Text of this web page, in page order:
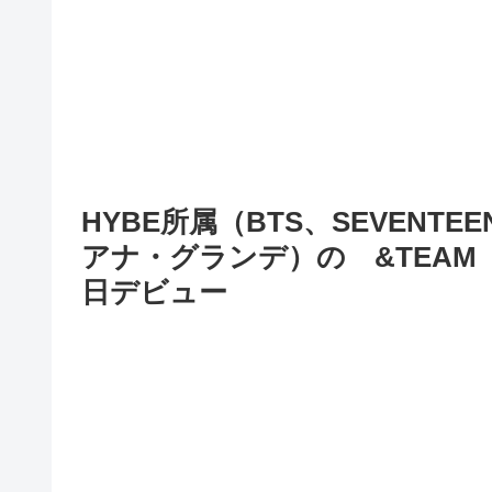
HYBE所属（BTS、
アナ・グランデ）の &TEAM
日デビュー